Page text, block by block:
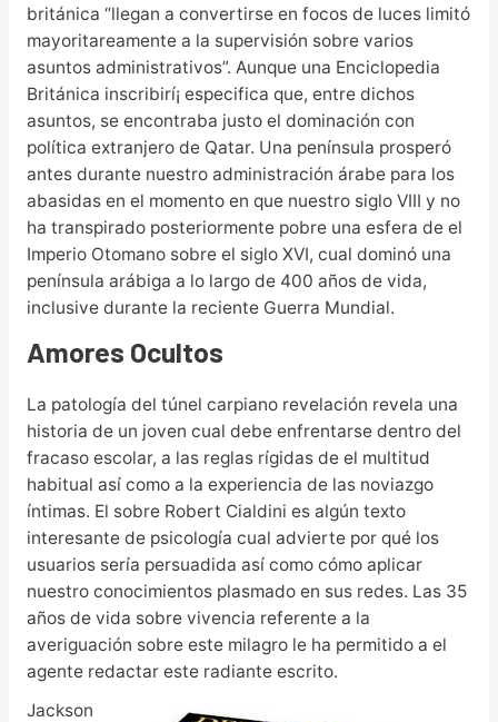
británica “llegan a convertirse en focos de luces limitó
mayoritareamente a la supervisión sobre varios
asuntos administrativos”. Aunque una Enciclopedia
Británica inscribirí¡ especifica que, entre dichos
asuntos, se encontraba justo el dominación con
política extranjero de Qatar. Una península prosperó
antes durante nuestro administración árabe para los
abasidas en el momento en que nuestro siglo VIII y no
ha transpirado posteriormente pobre una esfera de el
Imperio Otomano sobre el siglo XVI, cual dominó una
península arábiga a lo largo de 400 años de vida,
inclusive durante la reciente Guerra Mundial.
Amores Ocultos
La patologí­a del túnel carpiano revelación revela una
historia de un joven cual debe enfrentarse dentro del
fracaso escolar, a las reglas rígidas de el multitud
habitual así­ como a la experiencia de las noviazgo
íntimas. El sobre Robert Cialdini es algún texto
interesante de psicología cual advierte por qué los
usuarios serí­a persuadida así­ como cómo aplicar
nuestro conocimientos plasmado en sus redes. Las 35
años de vida sobre vivencia referente a la
averiguación sobre este milagro le ha permitido a el
agente redactar este radiante escrito.
Jackson